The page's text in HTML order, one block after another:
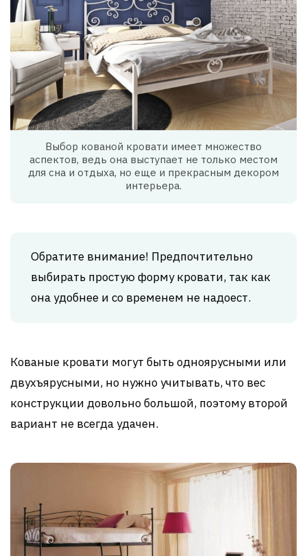
Выбор кованой кровати имеет множество
аспектов, ведь она выступает не только местом
для сна и отдыха, но еще и прекрасным декором
интерьера.
Обратите внимание! Предпочтительно
выбирать простую форму кровати, так как
она удобнее и со временем не надоест.
Кованые кровати могут быть одноярусными или
двухъярусными, но нужно учитывать, что вес
конструкции довольно большой, поэтому второй
вариант не всегда удачен.